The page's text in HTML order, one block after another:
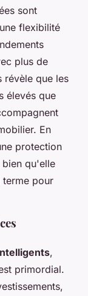
sont
flexibilité
plus de
révèle que les
élevés que
En
protection
bien qu'elle
terme pour
,
primordial.